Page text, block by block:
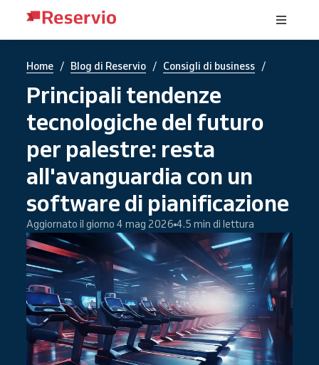
Home / Blog di Reservio / Consigli di business /
Principali tendenze
tecnologiche del futuro
per palestre: resta
all'avanguardia con un
software di pianificazione
Aggiornato il giorno 4 mag 2026 4.5 min di lettura